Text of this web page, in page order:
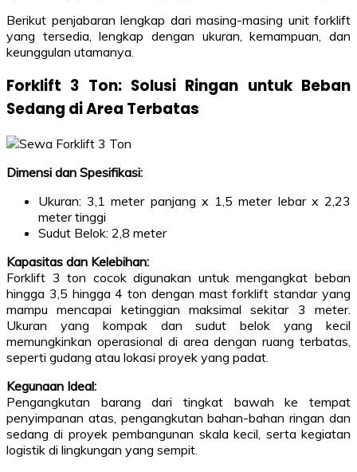
Berikut penjabaran lengkap dari masing-masing unit forklift
yang tersedia, lengkap dengan ukuran, kemampuan, dan
keunggulan utamanya.
Forklift 3 Ton: Solusi Ringan untuk Beban
Sedang di Area Terbatas
Dimensi dan Spesifikasi:
Ukuran: 3,1 meter panjang x 1,5 meter lebar x 2,23
meter tinggi
Sudut Belok: 2,8 meter
Kapasitas dan Kelebihan:
Forklift 3 ton cocok digunakan untuk mengangkat beban
hingga 3,5 hingga 4 ton dengan mast forklift standar yang
mampu mencapai ketinggian maksimal sekitar 3 meter.
Ukuran yang kompak dan sudut belok yang kecil
memungkinkan operasional di area dengan ruang terbatas,
seperti gudang atau lokasi proyek yang padat.
Kegunaan Ideal:
Pengangkutan barang dari tingkat bawah ke tempat
penyimpanan atas, pengangkutan bahan-bahan ringan dan
sedang di proyek pembangunan skala kecil, serta kegiatan
logistik di lingkungan yang sempit.